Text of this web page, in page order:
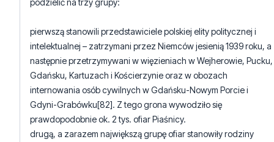
podzielić na trzy grupy:
pierwszą stanowili przedstawiciele polskiej elity politycznej i
intelektualnej – zatrzymani przez Niemców jesienią 1939 roku, a
następnie przetrzymywani w więzieniach w Wejherowie, Pucku,
Gdańsku, Kartuzach i Kościerzynie oraz w obozach
internowania osób cywilnych w Gdańsku-Nowym Porcie i
Gdyni-Grabówku[82]. Z tego grona wywodziło się
prawdopodobnie ok. 2 tys. ofiar Piaśnicy.
drugą, a zarazem największą grupę ofiar stanowiły rodziny